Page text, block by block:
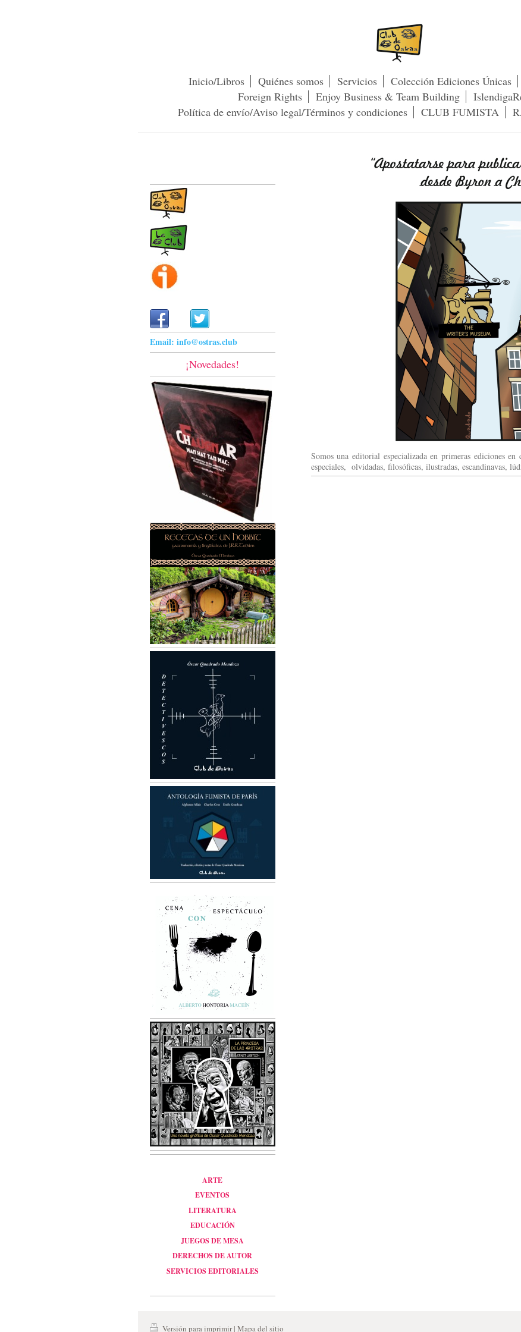
Inicio/Libros Quiénes somos Servicios Colección Ediciones Únicas
Foreign Rights
Enjoy Business & Team Building
Política de envío/Aviso legal/Términos y condiciones
CLUB FUMISTA
Somos una editorial especializada en primeras ediciones en
especiales, olvidadas, filosóficas, ilustradas, escandinavas,
Email: info@ostras.club
¡Novedades!
ARTE
EVENTOS
LITERATURA
EDUCACIÓN
JUEGOS DE MESA
DERECHOS DE AUTOR
SERVICIOS EDITORIALES
Versión para imprimir| Mapa del sitio